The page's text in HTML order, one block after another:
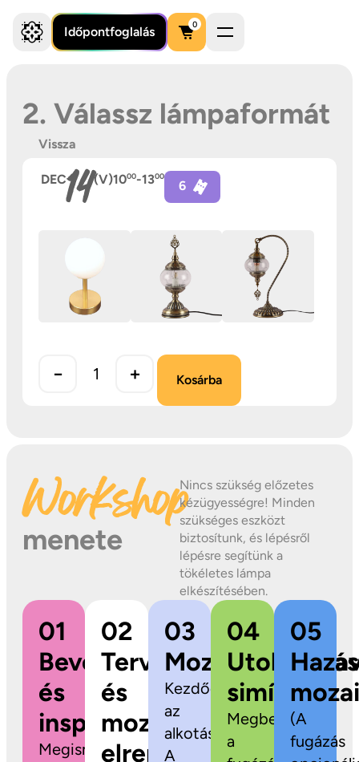
Időpontfoglalás
0
2. Válassz lámpaformát
Vissza
DEC14(V)1000-1300
6
− + Kosárba
Workshop
menete
Nincs szükség előzetes
kézügyességre! Minden
szükséges eszközt
biztosítunk, és lépésről
lépésre segítünk a
tökéletes lámpa
elkészítésében.
01
Bevezetés
és
inspiráció
Megismerkedsz
02
Tervezés
és
mozaikok
elrendezése
03
Mozaikragasztás
Kezdődhet
az
alkotás!
A
04
Utolsó
simítások
Megbeszéljük
a
05
(A
fugázás